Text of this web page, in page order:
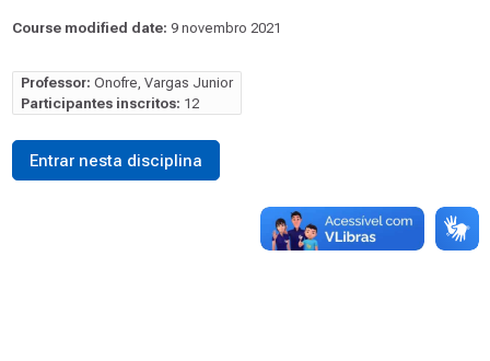
Course modified date: 9 novembro 2021
Professor: Onofre, Vargas Junior
Participantes inscritos: 12
Entrar nesta disciplina